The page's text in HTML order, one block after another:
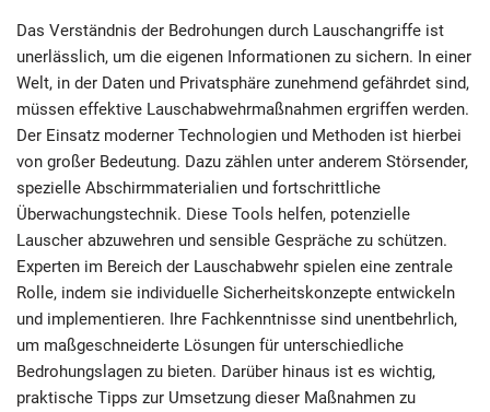
Das Verständnis der Bedrohungen durch Lauschangriffe ist
unerlässlich, um die eigenen Informationen zu sichern. In einer
Welt, in der Daten und Privatsphäre zunehmend gefährdet sind,
müssen effektive Lauschabwehrmaßnahmen ergriffen werden.
Der Einsatz moderner Technologien und Methoden ist hierbei
von großer Bedeutung. Dazu zählen unter anderem Störsender,
spezielle Abschirmmaterialien und fortschrittliche
Überwachungstechnik. Diese Tools helfen, potenzielle
Lauscher abzuwehren und sensible Gespräche zu schützen.
Experten im Bereich der Lauschabwehr spielen eine zentrale
Rolle, indem sie individuelle Sicherheitskonzepte entwickeln
und implementieren. Ihre Fachkenntnisse sind unentbehrlich,
um maßgeschneiderte Lösungen für unterschiedliche
Bedrohungslagen zu bieten. Darüber hinaus ist es wichtig,
praktische Tipps zur Umsetzung dieser Maßnahmen zu